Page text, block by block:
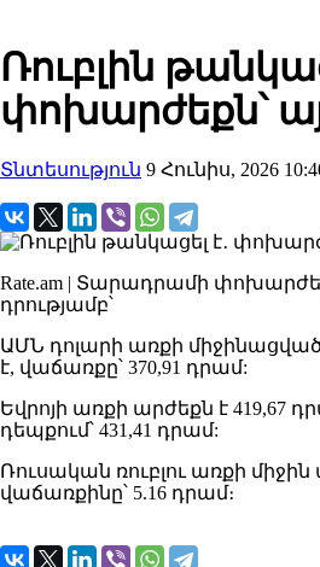
Ռուբլին
փոխարժեքն՝
Տնտեսություն 9 Հունիս, 2026
Rate.am | Տարադրամի
դրությամբ՝
ԱՄՆ դոլարի առքի
է, վաճառքը՝ 370,91 դրամ:
Եվրոյի առքի արժեքն է 419,67
դեպքում՝ 431,41 դրամ:
Ռուսական ռուբլու առքի միջին
վաճառքինը՝ 5.16 դրամ։